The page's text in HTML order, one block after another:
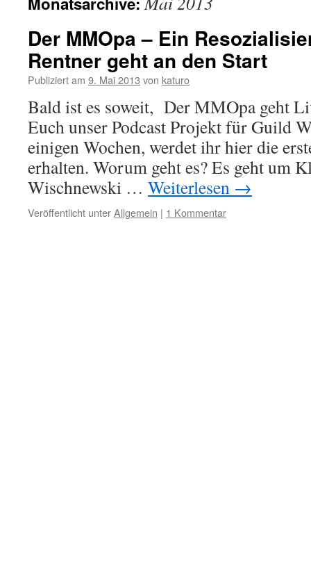
Der MMOpa – Ein
Rentner geht an den Start
Publiziert am 9. Mai 2013 von katuro
Bald ist es soweit, Der MMOpa geht
Euch unser Podcast Projekt für Guild
einigen Wochen, werdet ihr hier die
erhalten. Worum geht es? Es geht um
Wischnewski … Weiterlesen →
Veröffentlicht unterAllgemein | 1 Kommentar